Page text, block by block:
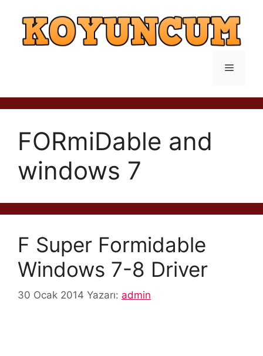
Menü
FORmiDable and
windows 7
F Super Formidable
Windows 7-8 Driver
30 Ocak 2014 Yazarı: admin